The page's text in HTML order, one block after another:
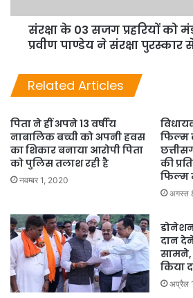
संरक्षा के 03 सजग प्रहरियों को
प्रवीण पाण्डेय ने संरक्षा पुरस्कार
Related Articles
पिता ने हीं अपने 13 वर्षीय
नाबालिक बच्ची को अपनी हवस
का शिकार बनाया आरोपी पिता
को पुलिस तलाश रही है
नवम्बर 1, 2020
फिल्म
की
फिल्म
अगस्त
दान
सामने,
किया
अप्रैल